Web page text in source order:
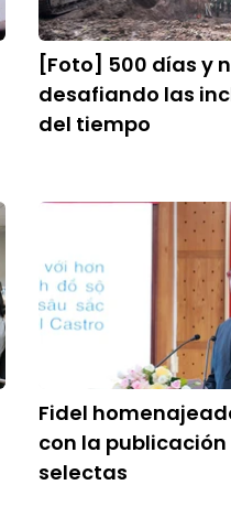
[Foto] 500 días y
desafiando las
del tiempo
Fidel
con la publicación
selectas